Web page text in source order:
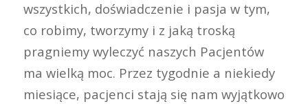
wszystkich, doświadczenie i pasja w tym,
co robimy, tworzymy i z jaką troską
pragniemy wyleczyć naszych Pacjentów
ma wielką moc. Przez tygodnie a niekiedy
miesiące, pacjenci stają się nam wyjątkowo